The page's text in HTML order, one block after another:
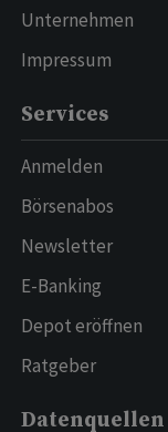
Unternehmen
Impressum
Services
Anmelden
Börsenabos
Newsletter
E-Banking
Depot eröffnen
Ratgeber